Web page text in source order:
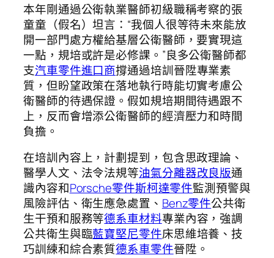
本年剛通過公衛執業醫師初級職稱考察的張
童童（假名）坦言：“我個人很等待未來能放
開一部門處方權給基層公衛醫師，要實現這
一點，規培或許是必修課。”良多公衛醫師都
支汽車零件進口商撐通過培訓晉陞專業素
質，但盼望政策在落地執行時能切實考慮公
衛醫師的待遇保證。假如規培期間待遇跟不
上，反而會增添公衛醫師的經濟壓力和時間
負擔。
在培訓內容上，計劃提到，包含思政理論、
醫學人文、法令法規等油氣分離器改良版通
識內容和Porsche零件斯柯達零件監測預警與
風險評估、衛生應急處置、 Benz零件公共衛
生干預和服務等德系車材料專業內容，強調
公共衛生與臨藍寶堅尼零件床思維培養、技
巧訓練和綜合素質德系車零件晉陞。